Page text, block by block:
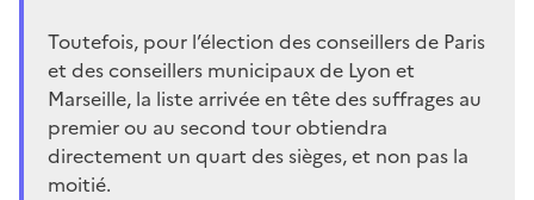
Toutefois, pour l’élection des conseillers de Paris
et des conseillers municipaux de Lyon et
Marseille, la liste arrivée en tête des suffrages au
premier ou au second tour obtiendra
directement un quart des sièges, et non pas la
moitié.